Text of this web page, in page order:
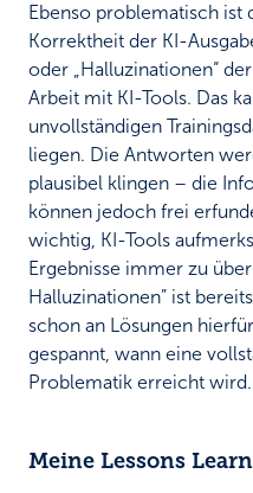
Ebenso problematisch ist
Korrektheit der KI-
oder „Halluzinationen“
Arbeit mit KI-Tools. Das
unvollständigen
liegen. Die Antworten
plausibel klingen – die
können jedoch frei
wichtig, KI-Tools
Ergebnisse immer zu
Halluzinationen” ist
schon an Lösungen
gespannt, wann eine
Problematik erreicht wird.
Meine Lessons